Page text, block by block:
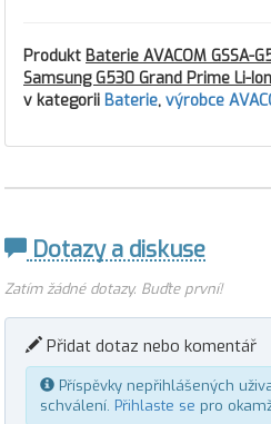
Produkt Baterie AVACOM GSSA-
Samsung G530 Grand Prime Li-
v kategorii Baterie, výrobce
Dotazy a diskuse
Zatím žádné dotazy. Buďte první!
Přidat dotaz nebo komentář
Příspěvky nepřihlášených
schválení. Přihlaste se pro